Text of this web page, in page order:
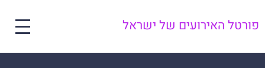
פורטל האירועים של ישראל